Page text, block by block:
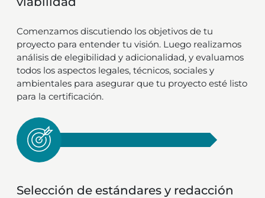
Comenzamos discutiendo los objetivos de tu
proyecto para entender tu visión. Luego realizamos
análisis de elegibilidad y adicionalidad, y evaluamos
todos los aspectos legales, técnicos, sociales y
ambientales para asegurar que tu proyecto esté listo
para la certificación.
Selección de estándares y redacción